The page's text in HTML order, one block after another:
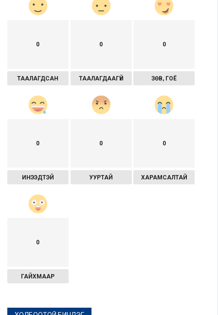
0
ТААЛАГДСАН
0
ТААЛАГДААГҮЙ
0
ЗӨВ, ГОЁ
0
ИНЭЭДТЭЙ
0
УУРТАЙ
0
ХАРАМСАЛТАЙ
0
ГАЙХМААР